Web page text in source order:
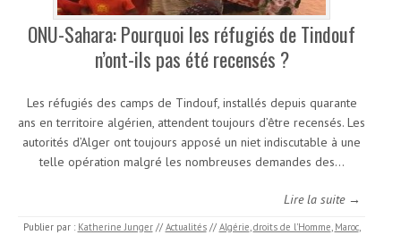
ONU-Sahara: Pourquoi les réfugiés de Tindouf
n’ont-ils pas été recensés ?
Les réfugiés des camps de Tindouf, installés depuis quarante
ans en territoire algérien, attendent toujours d’être recensés. Les
autorités d’Alger ont toujours apposé un niet indiscutable à une
telle opération malgré les nombreuses demandes des…
Lire la suite →
Publier par : Katherine Junger // Actualités // Algérie,droits de l'Homme, Maroc,